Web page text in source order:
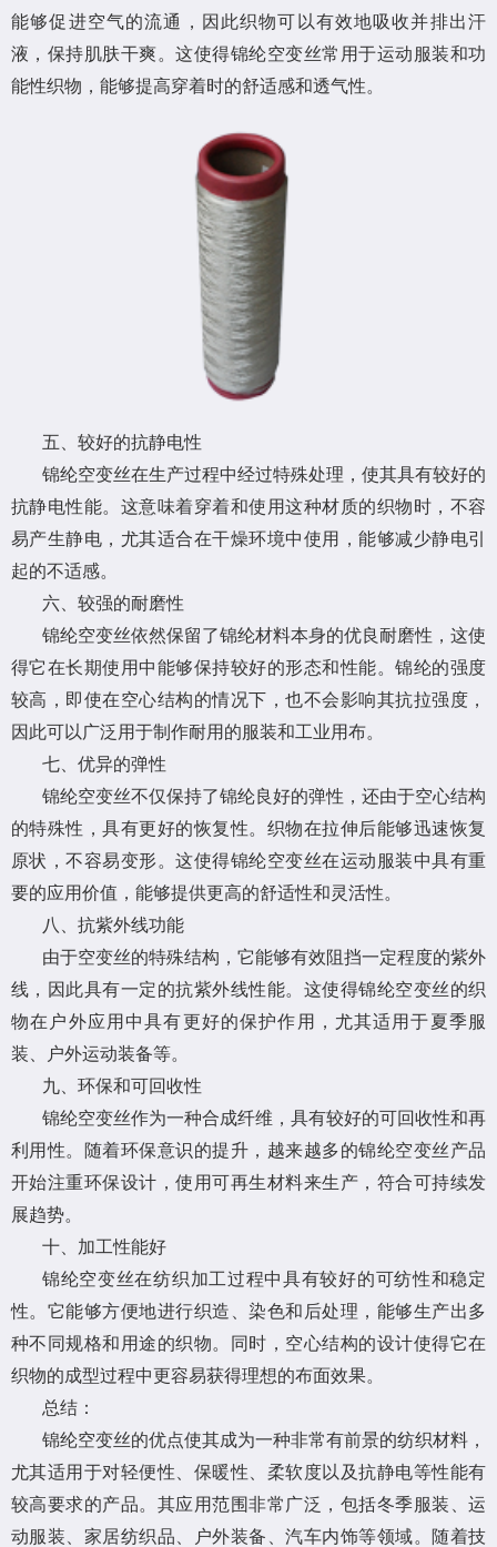
能够促进空气的流通，因此织物可以有效地吸收并排出汗
液，保持肌肤干爽。这使得锦纶空变丝常用于运动服装和功
能性织物，能够提高穿着时的舒适感和透气性。
五、较好的抗静电性
锦纶空变丝在生产过程中经过特殊处理，使其具有较好的
抗静电性能。这意味着穿着和使用这种材质的织物时，不容
易产生静电，尤其适合在干燥环境中使用，能够减少静电引
起的不适感。
六、较强的耐磨性
锦纶空变丝依然保留了锦纶材料本身的优良耐磨性，这使
得它在长期使用中能够保持较好的形态和性能。锦纶的强度
较高，即使在空心结构的情况下，也不会影响其抗拉强度，
因此可以广泛用于制作耐用的服装和工业用布。
七、优异的弹性
锦纶空变丝不仅保持了锦纶良好的弹性，还由于空心结构
的特殊性，具有更好的恢复性。织物在拉伸后能够迅速恢复
原状，不容易变形。这使得锦纶空变丝在运动服装中具有重
要的应用价值，能够提供更高的舒适性和灵活性。
八、抗紫外线功能
由于空变丝的特殊结构，它能够有效阻挡一定程度的紫外
线，因此具有一定的抗紫外线性能。这使得锦纶空变丝的织
物在户外应用中具有更好的保护作用，尤其适用于夏季服
装、户外运动装备等。
九、环保和可回收性
锦纶空变丝作为一种合成纤维，具有较好的可回收性和再
利用性。随着环保意识的提升，越来越多的锦纶空变丝产品
开始注重环保设计，使用可再生材料来生产，符合可持续发
展趋势。
十、加工性能好
锦纶空变丝在纺织加工过程中具有较好的可纺性和稳定
性。它能够方便地进行织造、染色和后处理，能够生产出多
种不同规格和用途的织物。同时，空心结构的设计使得它在
织物的成型过程中更容易获得理想的布面效果。
总结：
锦纶空变丝的优点使其成为一种非常有前景的纺织材料，
尤其适用于对轻便性、保暖性、柔软度以及抗静电等性能有
较高要求的产品。其应用范围非常广泛，包括冬季服装、运
动服装、家居纺织品、户外装备、汽车内饰等领域。随着技